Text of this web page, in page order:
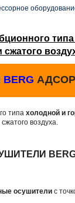
сжатого
BERG
типа холодной и
воздуха.
осушители с